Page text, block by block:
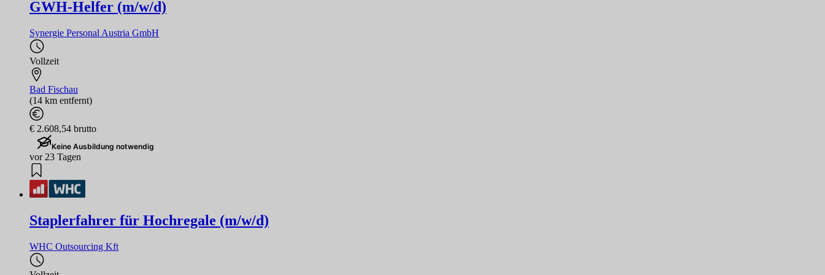
GWH-Helfer (m/w/d)
Synergie Personal Austria GmbH
Vollzeit
Bad Fischau
(14 km entfernt)
€ 2.608,54 brutto
Keine Ausbildung notwendig
vor 23 Tagen
Staplerfahrer für Hochregale (m/w/d)
WHC Outsourcing Kft